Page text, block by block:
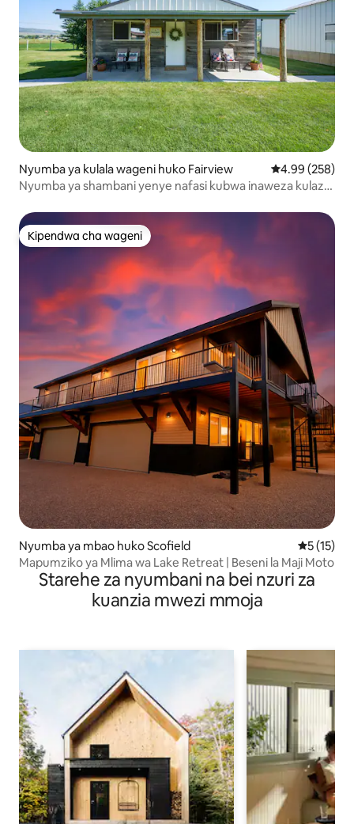
Nyumba ya kulala wageni huko Fairview Ukadiriaji wa
4.99 (258)
Nyumba ya shambani yenye nafasi kubwa inaweza kulaza
Kipendwa cha wageni
Kipendwa cha wageni
Nyumba ya mbao huko Scofield Ukadiriaji
5 (15)
Mapumziko ya Mlima wa Lake Retreat | Beseni la Maji Moto
Starehe za nyumbani na bei nzuri za
kuanzia mwezi mmoja